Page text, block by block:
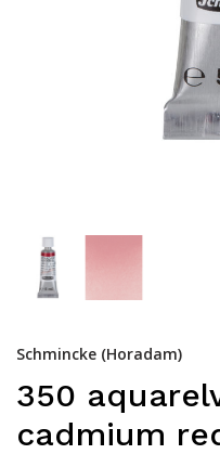
Schmincke (Horadam)
350
cadmium